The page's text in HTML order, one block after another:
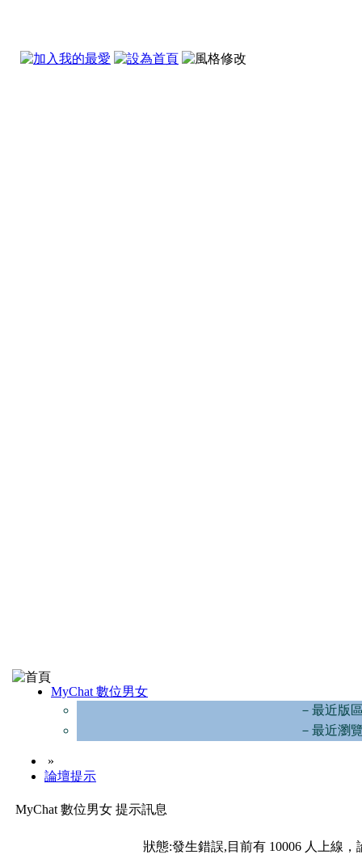
MyChat 數位男女
－最近版
－最近瀏
»
論壇提示
MyChat 數位男女 提示訊息
狀態:發生錯誤,目前有 10006 人上線